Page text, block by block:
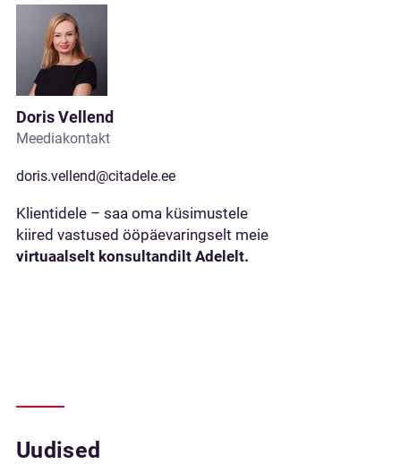
Doris Vellend
Meediakontakt
doris.vellend@citadele.ee
Klientidele – saa oma küsimustele
kiired vastused ööpäevaringselt meie
virtuaalselt konsultandilt Adelelt.
Uudised